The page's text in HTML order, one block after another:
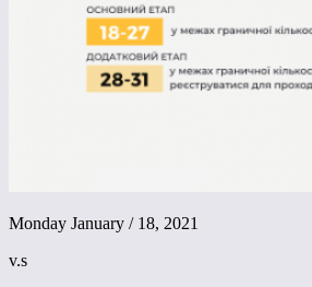
Monday January / 18, 2021
v.s